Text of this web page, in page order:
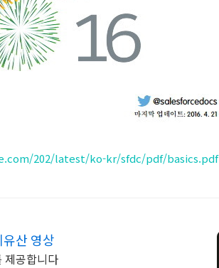
202/latest/ko-kr/sfdc/pdf/basics.pdf
산 영상
제공합니다